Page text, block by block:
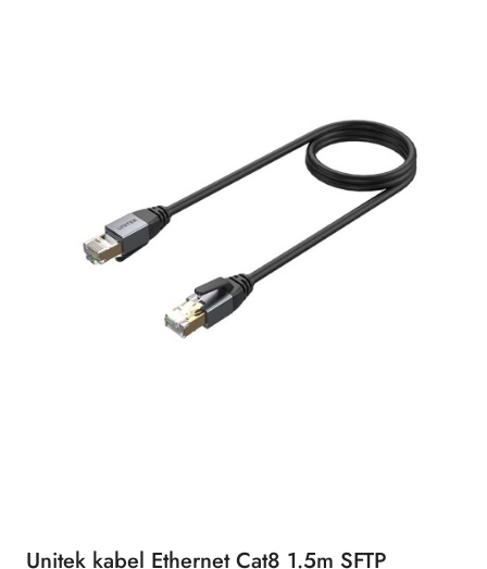
Unitek kabel Ethernet Cat8 1.5m SFTP